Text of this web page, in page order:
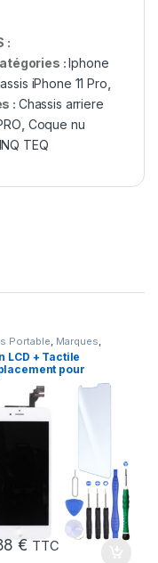
:
:Iphone
iPhone 11 Pro
: Chassis arriere
Coque nu
TEQ
Portable Marques
iPhone 6 Plus
LCD + Tactile
pour
€ TTC